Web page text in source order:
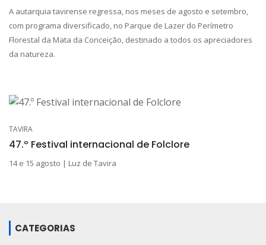
A autarquia tavirense regressa, nos meses de agosto e setembro,
com programa diversificado, no Parque de Lazer do Perímetro
Florestal da Mata da Conceição, destinado a todos os apreciadores
da natureza.
TAVIRA
47.º Festival internacional de Folclore
14 e 15 agosto | Luz de Tavira
CATEGORIAS